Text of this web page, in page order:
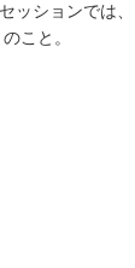
ッションでは、
こと。